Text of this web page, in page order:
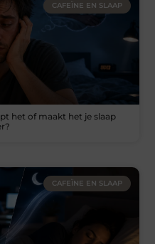
CAFEÏNE EN SLAAP
het of maakt het je slaap
CAFEÏNE EN SLAAP